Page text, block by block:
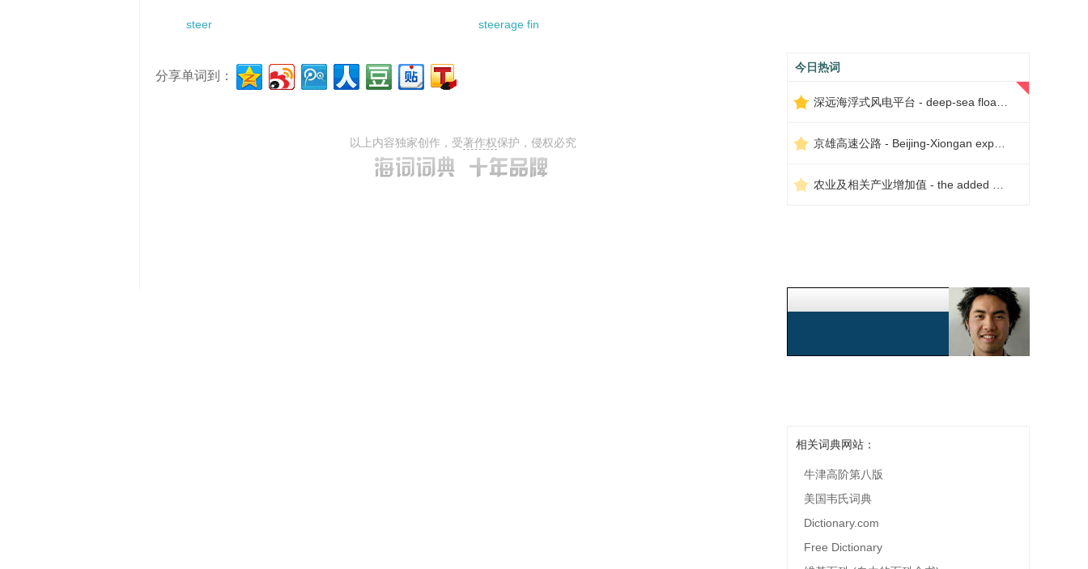
steer steerage fin
分享单词到：
以上内容独家创作，受著作权保护，侵权必究
今日热词
相关词典网站：
牛津高阶第八版
美国韦氏词典
Dictionary.com
Free Dictionary